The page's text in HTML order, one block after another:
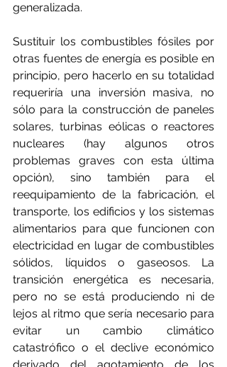
generalizada.
Sustituir los combustibles fósiles por
otras fuentes de energía es posible en
principio, pero hacerlo en su totalidad
requeriría una inversión masiva, no
sólo para la construcción de paneles
solares, turbinas eólicas o reactores
nucleares (hay algunos otros
problemas graves con esta última
opción), sino también para el
reequipamiento de la fabricación, el
transporte, los edificios y los sistemas
alimentarios para que funcionen con
electricidad en lugar de combustibles
sólidos, líquidos o gaseosos. La
transición energética es necesaria,
pero no se está produciendo ni de
lejos al ritmo que sería necesario para
evitar un cambio climático
catastrófico o el declive económico